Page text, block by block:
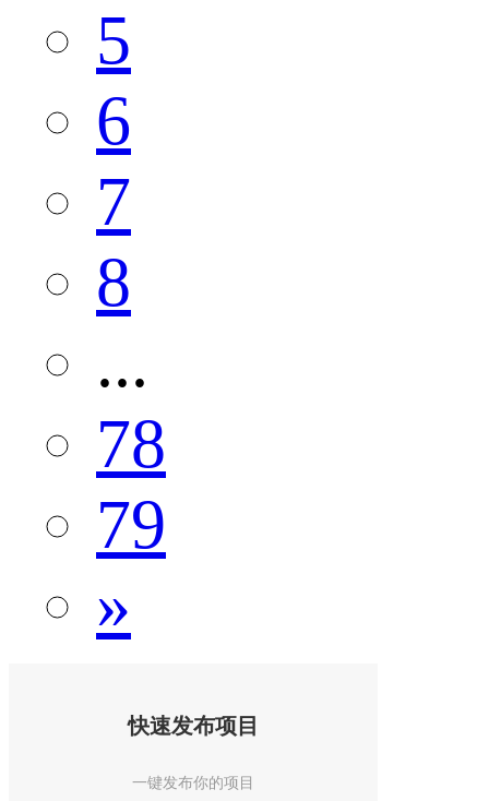
5
6
7
8
...
78
79
»
快速发布项目
一键发布你的项目